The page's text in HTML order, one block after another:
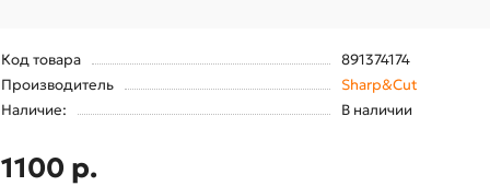
Код товара
891374174
Производитель
Sharp&Cut
Наличие:
В наличии
1100 р.